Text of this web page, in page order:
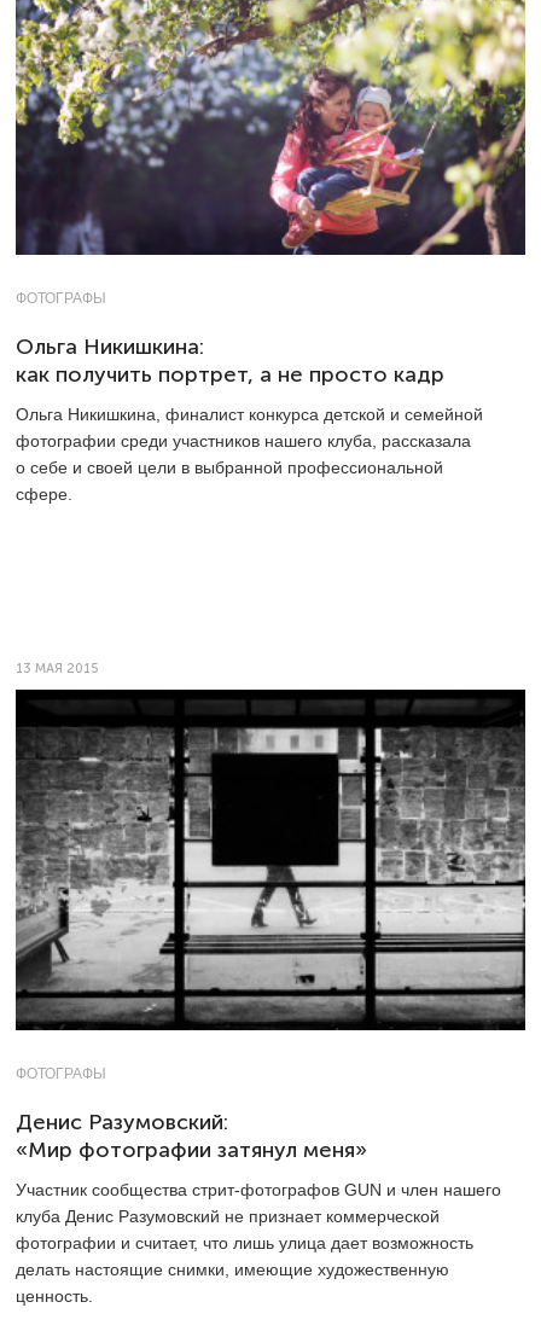
ФОТОГРАФЫ
Ольга Никишкина:
как получить портрет, а не просто кадр
Ольга Никишкина, финалист конкурса детской и семейной
фотографии среди участников нашего клуба, рассказала
о себе и своей цели в выбранной профессиональной
сфере.
13 МАЯ 2015
ФОТОГРАФЫ
Денис Разумовский:
«Мир фотографии затянул меня»
Участник сообщества стрит-фотографов GUN и член нашего
клуба Денис Разумовский не признает коммерческой
фотографии и считает, что лишь улица дает возможность
делать настоящие снимки, имеющие художественную
ценность.